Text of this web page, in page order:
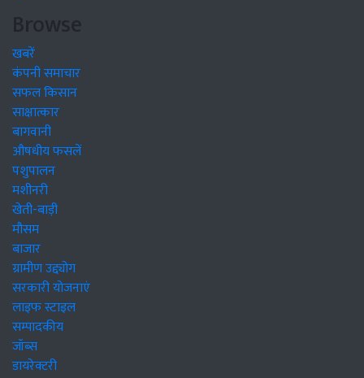
Browse
खबरें
कंपनी समाचार
सफल किसान
साक्षात्कार
बागवानी
औषधीय फसलें
पशुपालन
मशीनरी
खेती-बाड़ी
मौसम
बाजार
ग्रामीण उद्द्योग
सरकारी योजनाएं
लाइफ स्टाइल
सम्पादकीय
जॉब्स
डायरेक्टरी